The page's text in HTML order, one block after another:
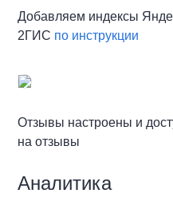
Добавляем индексы
2ГИС по инструкции
Отзывы настроены и
на отзывы
Аналитика